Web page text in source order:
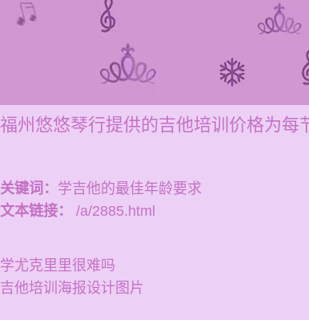
福州悠悠琴行提供的吉他培训价格为
关键词： 学吉他的最佳年龄要求
文本链接：
/a/2885.html
学尤克里里很难吗
吉他培训海报设计图片